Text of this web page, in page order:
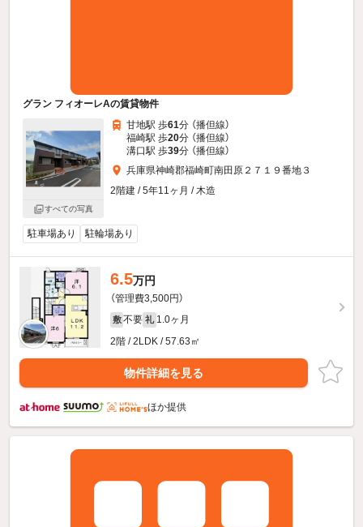
グラン フィオーレAの賃貸物件
すべての写真
甘地駅 歩61分 （播但線）
福崎駅 歩20分 （播但線）
溝口駅 歩39分 （播但線）
兵庫県神崎郡福崎町南田原２７１９番地３
2階建 / 5年11ヶ月 / 木造
駐車場あり 駐輪場あり
6.5万円
（管理費3,500円）
敷 不要 礼 1.0ヶ月
2階 / 2LDK / 57.63㎡
物件詳細を見る
ほか提供